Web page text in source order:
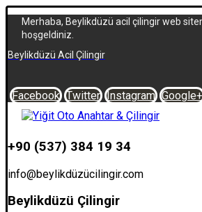
Merhaba, Beylikdüzü acil çilingir web
hoşgeldiniz.
Beylikdüzü Acil Çilingir
Facebook Twitter Instagram Google+
+90 (537) 384 19 34
info@beylikdüzücilingir.com
Beylikdüzü Çilingir